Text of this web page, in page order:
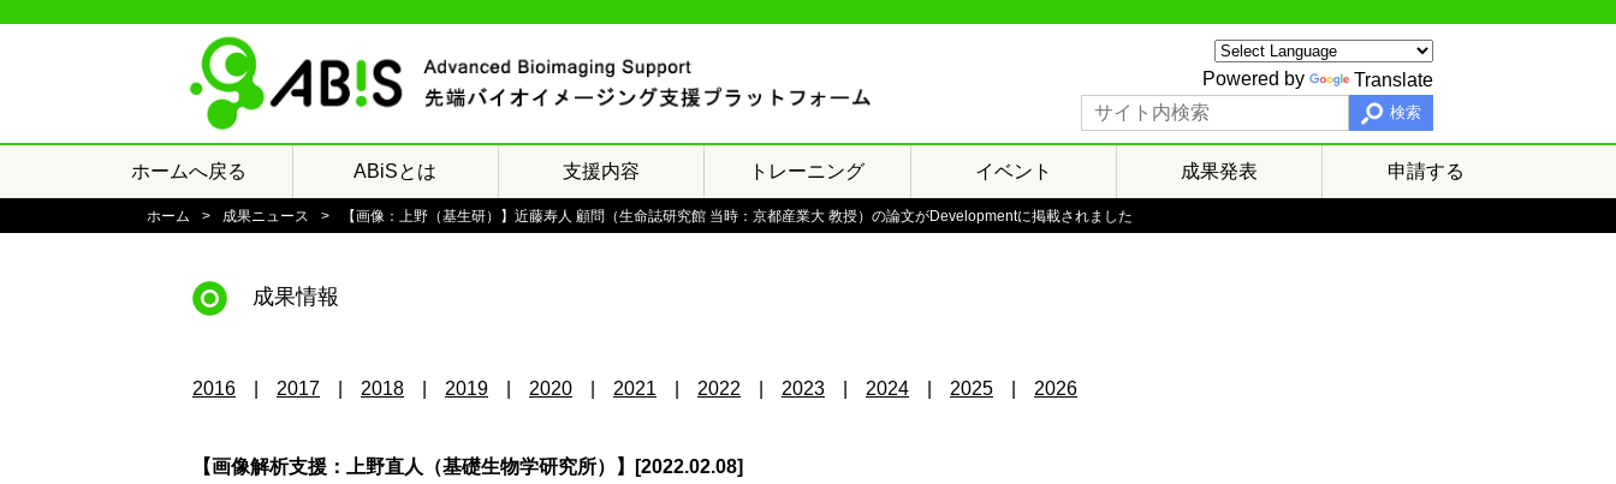
Powered by Translate
検索
ホームへ戻る ABiSとは 支援内容 トレーニング イベント 成果発表 申請する
ホーム 成果ニュース 【画像：上野（基生研）】近藤寿人 顧問（生命誌研究館 当時：京都産業大 教授）の論文がDevelopmentに掲載されました
成果情報
2016 2017 2018 2019 2020 2021 2022 2023 2024 2025 2026
【画像解析支援：上野直人（基礎生物学研究所）】[2022.02.08]